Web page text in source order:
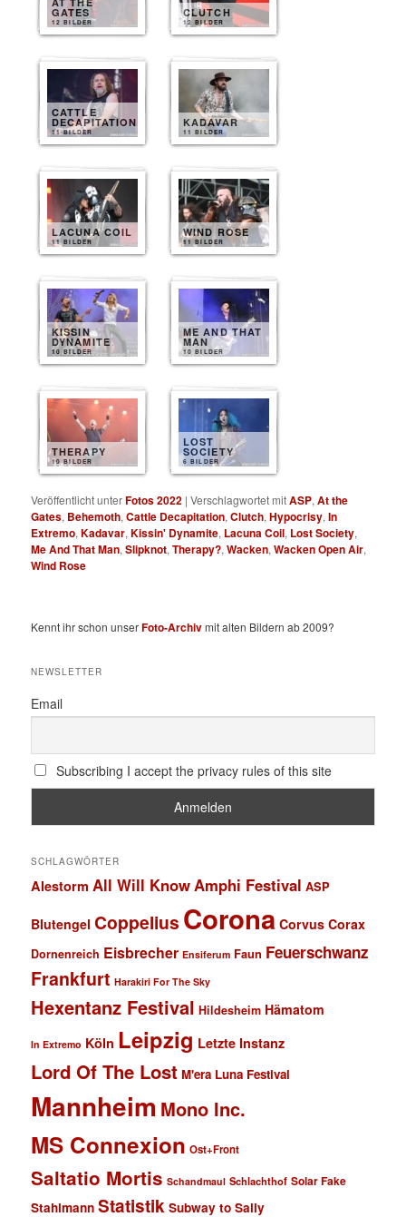
GATES
12 BILDER
CLUTCH
12 BILDER
CATTLE
DECAPITATION
11 BILDER
KADAVAR
11 BILDER
LACUNA COIL
11 BILDER
WIND ROSE
11 BILDER
KISSIN
DYNAMITE
10 BILDER
ME AND THAT
MAN
10 BILDER
THERAPY
10 BILDER
LOST
SOCIETY
6 BILDER
Veröffentlicht unterFotos 2022 |Verschlagwortet mitASP,At the
Gates, Behemoth,Cattle Decapitation,Clutch,Hypocrisy,In
Extremo,Kadavar,Kissin' Dynamite, Lacuna Coil, Lost Society,
Me And That Man,Slipknot,Therapy?,Wacken,Wacken Open Air,
Wind Rose
Kennt ihr schon unserFoto-Archivmit alten Bildern ab 2009?
NEWSLETTER
Email
Subscribing I accept the privacy rules of this site
SCHLAGWÖRTER
Alestorm All Will KnowAmphi Festival ASP
Blutengel Coppelius Corona Corvus Corax
Dornenreich Eisbrecher Ensiferum Faun Feuerschwanz
Frankfurt Harakiri For The Sky
Hexentanz Festival Hildesheim Hämatom
In Extremo Köln Leipzig Letzte Instanz
Lord Of The Lost M'era Luna Festival
Mannheim Mono Inc.
MS Connexion Ost+Front
Saltatio Mortis Schandmaul Schlachthof Solar Fake
Stahlmann Statistik Subway to Sally